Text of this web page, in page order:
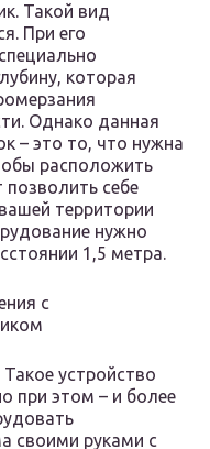
Такой вид
При его
которая
Однако данная
– это то, что нужна
расположить
себе
территории
нужно
1,5 метра.
с
устройство
при этом – и более
своими руками с